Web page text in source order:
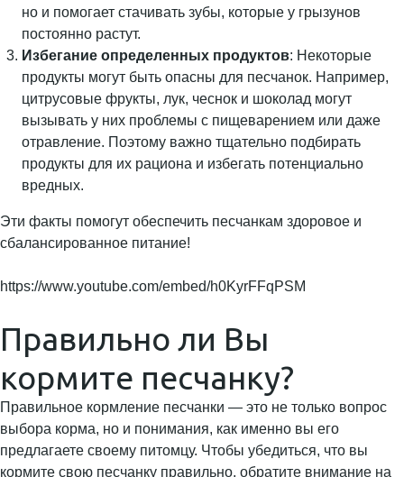
но и помогает стачивать зубы, которые у грызунов
постоянно растут.
Избегание определенных продуктов: Некоторые
продукты могут быть опасны для песчанок. Например,
цитрусовые фрукты, лук, чеснок и шоколад могут
вызывать у них проблемы с пищеварением или даже
отравление. Поэтому важно тщательно подбирать
продукты для их рациона и избегать потенциально
вредных.
Эти факты помогут обеспечить песчанкам здоровое и
сбалансированное питание!
https://www.youtube.com/embed/h0KyrFFqPSM
Правильно ли Вы
кормите песчанку?
Правильное кормление песчанки — это не только вопрос
выбора корма, но и понимания, как именно вы его
предлагаете своему питомцу. Чтобы убедиться, что вы
кормите свою песчанку правильно, обратите внимание на